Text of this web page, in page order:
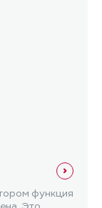
функция